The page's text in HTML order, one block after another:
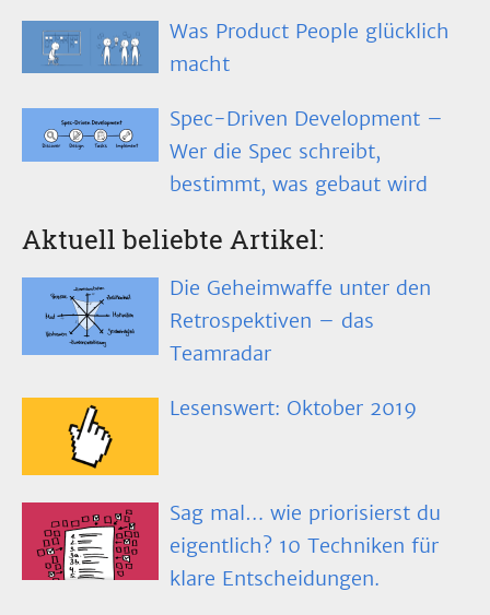
Was Product People glücklich
macht
Spec-Driven Development –
Wer die Spec schreibt,
bestimmt, was gebaut wird
Aktuell beliebte Artikel:
Die Geheimwaffe unter den
Retrospektiven – das
Teamradar
Lesenswert: Oktober 2019
Sag mal… wie priorisierst du
eigentlich? 10 Techniken für
klare Entscheidungen.